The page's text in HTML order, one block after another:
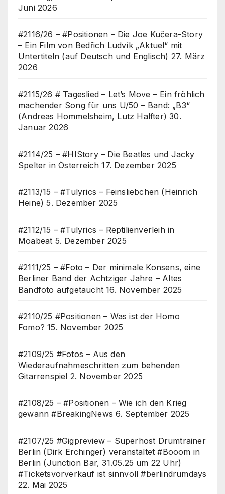
Juni 2026
#2116/26 – #Positionen – Die Joe Kučera-Story
– Ein Film von Bedřich Ludvík „Aktuel“ mit
Untertiteln (auf Deutsch und Englisch) 27. März
2026
#2115/26 # Tageslied – Let’s Move – Ein fröhlich
machender Song für uns Ü/50 – Band: „B3“
(Andreas Hommelsheim, Lutz Halfter) 30.
Januar 2026
#2114/25 – #HIStory – Die Beatles und Jacky
Spelter in Österreich 17. Dezember 2025
#2113/15 – #Tulyrics – Feinsliebchen (Heinrich
Heine) 5. Dezember 2025
#2112/15 – #Tulyrics – Reptilienverleih in
Moabeat 5. Dezember 2025
#2111/25 – #Foto – Der minimale Konsens, eine
Berliner Band der Achtziger Jahre – Altes
Bandfoto aufgetaucht 16. November 2025
#2110/25 #Positionen – Was ist der Homo
Fomo? 15. November 2025
#2109/25 #Fotos – Aus den
Wiederaufnahmeschritten zum behenden
Gitarrenspiel 2. November 2025
#2108/25 – #Positionen – Wie ich den Krieg
gewann #BreakingNews 6. September 2025
#2107/25 #Gigpreview – Superhost Drumtrainer
Berlin (Dirk Erchinger) veranstaltet #Booom in
Berlin (Junction Bar, 31.05.25 um 22 Uhr)
#Ticketsvorverkauf ist sinnvoll #berlindrumdays
22. Mai 2025